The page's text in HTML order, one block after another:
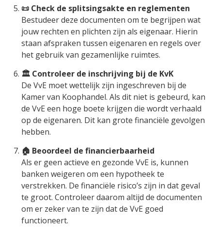
📜 Check de splitsingsakte en reglementen
Bestudeer deze documenten om te begrijpen wat
jouw rechten en plichten zijn als eigenaar. Hierin
staan afspraken tussen eigenaren en regels over
het gebruik van gezamenlijke ruimtes.
🏛️ Controleer de inschrijving bij de KvK
De VvE moet wettelijk zijn ingeschreven bij de
Kamer van Koophandel. Als dit niet is gebeurd, kan
de VvE een hoge boete krijgen die wordt verhaald
op de eigenaren. Dit kan grote financiële gevolgen
hebben.
🏠 Beoordeel de financierbaarheid
Als er geen actieve en gezonde VvE is, kunnen
banken weigeren om een hypotheek te
verstrekken. De financiële risico’s zijn in dat geval
te groot. Controleer daarom altijd de documenten
om er zeker van te zijn dat de VvE goed
functioneert.